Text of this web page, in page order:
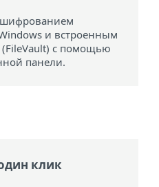
шифрованием
и встроенным
с помощью
панели.
клик